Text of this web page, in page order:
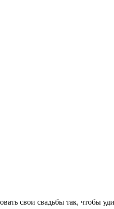
свои свадьбы так, чтобы